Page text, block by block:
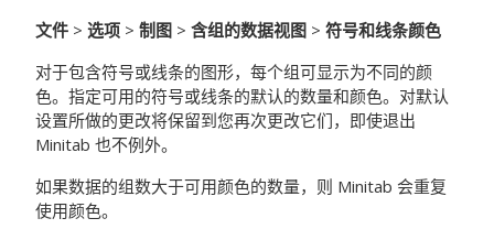
文件 > 选项 > 制图 > 含组的数据视图 > 符号和线条颜色
对于包含符号或线条的图形，每个组可显示为不同的颜
色。指定可用的符号或线条的默认的数量和颜色。对默认
设置所做的更改将保留到您再次更改它们，即使退出
Minitab 也不例外。
如果数据的组数大于可用颜色的数量，则 Minitab 会重复
使用颜色。